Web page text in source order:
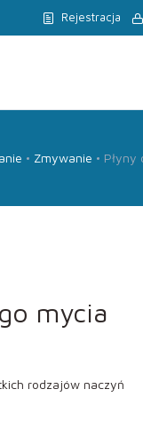
Rejestracja
Zmywanie Płyny
mycia
rodzajów naczyń